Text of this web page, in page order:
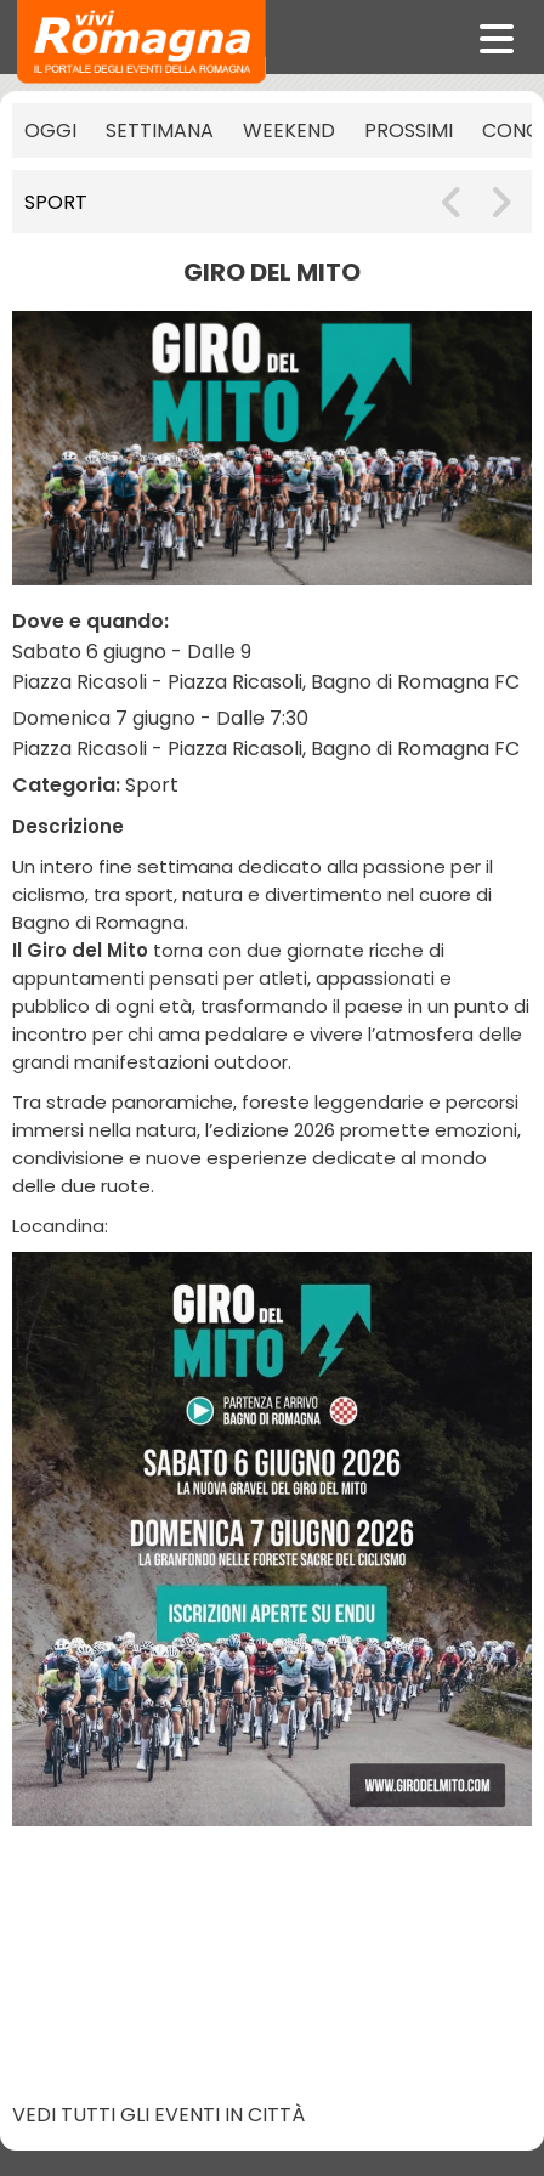
OGGI SETTIMANA WEEKEND PROSSIMI
SPORT
GIRO DEL MITO
Dove e quando:
Sabato 6 giugno - Dalle 9
Piazza Ricasoli - Piazza Ricasoli, Bagno di Romagna FC
Domenica 7 giugno - Dalle 7:30
Piazza Ricasoli - Piazza Ricasoli, Bagno di Romagna FC
Categoria:Sport
Descrizione
Un intero fine settimana dedicato alla passione per il
ciclismo, tra sport, natura e divertimento nel cuore di
Bagno di Romagna.
Il Giro del Mito torna con due giornate ricche di
appuntamenti pensati per atleti, appassionati e
pubblico di ogni età, trasformando il paese in un punto di
incontro per chi ama pedalare e vivere l’atmosfera delle
grandi manifestazioni outdoor.
Tra strade panoramiche, foreste leggendarie e percorsi
immersi nella natura, l’edizione 2026 promette emozioni,
condivisione e nuove esperienze dedicate al mondo
delle due ruote.
Locandina:
VEDI TUTTI GLI EVENTI IN CITTÀ